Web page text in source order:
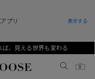
ば、見える世界も変わる
Canada Goose
0
プリ 表示する